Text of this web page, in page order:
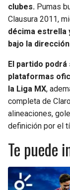
clubes. Pumas
Clausura 2011,
décima estrella
bajo la
El partido
plataformas
la Liga MX,
completa de
alineaciones,
definición por el
Te puede